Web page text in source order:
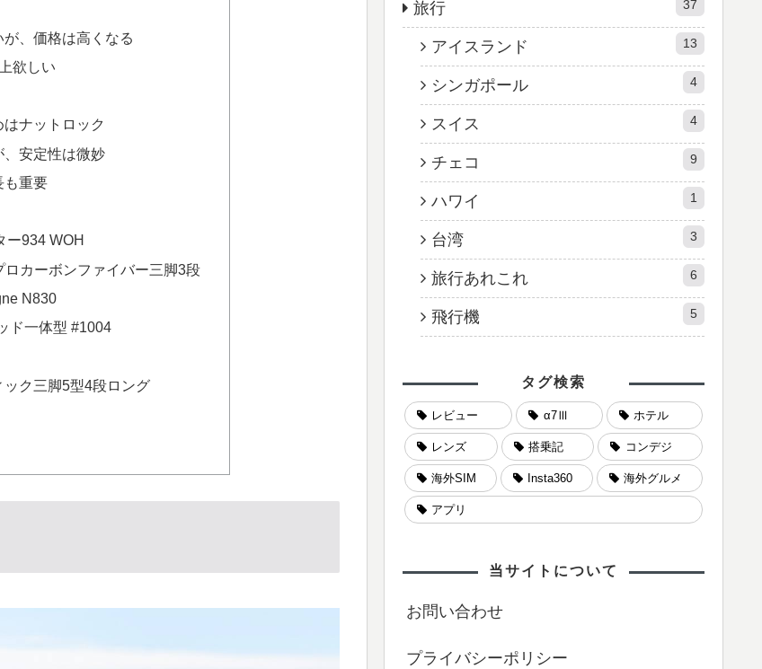
、価格は高くなる
欲しい
ナットロック
安定性は微妙
も重要
ー934 WOH
カーボンファイバー三脚3段
N830
ド一体型 #1004
ク三脚5型4段ロング
旅行 37
アイスランド 13
シンガポール 4
スイス 4
チェコ 9
ハワイ 1
台湾 3
旅行あれこれ 6
飛行機 5
タグ検索
レビュー α7Ⅲ ホテル
レンズ 搭乗記 コンデジ
海外SIM Insta360 海外グルメ
アプリ
当サイトについて
お問い合わせ
プライバシーポリシー